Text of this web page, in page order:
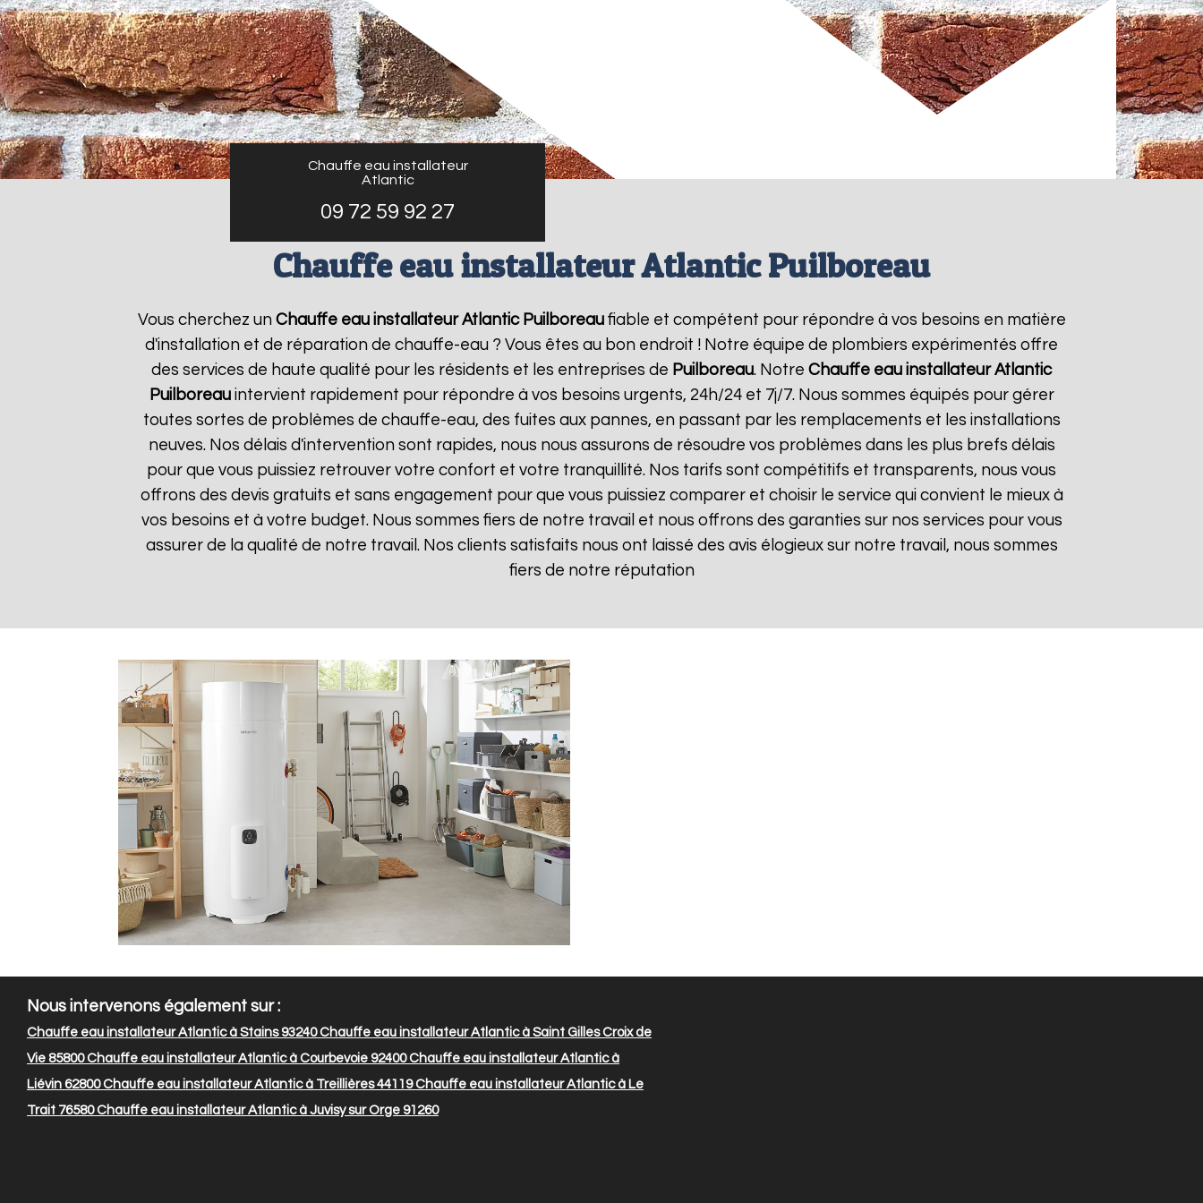
Chauffe eau installateur
Atlantic
09 72 59 92 27
Chauffe eau installateur Atlantic Puilboreau
Vous cherchez un Chauffe eau installateur Atlantic Puilboreaufiable et compétent pour répondre à vos besoins en matière
d'installation et de réparation de chauffe-eau ? Vous êtes au bon endroit ! Notre équipe de plombiers expérimentés offre
des services de haute qualité pour les résidents et les entreprises de Puilboreau. Notre Chauffe eau installateur Atlantic
Puilboreauintervient rapidement pour répondre à vos besoins urgents, 24h/24 et 7j/7. Nous sommes équipés pour gérer
toutes sortes de problèmes de chauffe-eau, des fuites aux pannes, en passant par les remplacements et les installations
neuves. Nos délais d'intervention sont rapides, nous nous assurons de résoudre vos problèmes dans les plus brefs délais
pour que vous puissiez retrouver votre confort et votre tranquillité. Nos tarifs sont compétitifs et transparents, nous vous
offrons des devis gratuits et sans engagement pour que vous puissiez comparer et choisir le service qui convient le mieux à
vos besoins et à votre budget. Nous sommes fiers de notre travail et nous offrons des garanties sur nos services pour vous
assurer de la qualité de notre travail. Nos clients satisfaits nous ont laissé des avis élogieux sur notre travail, nous sommes
fiers de notre réputation
Nous intervenons également sur :
Chauffe eau installateur Atlantic à Stains 93240Chauffe eau installateur Atlantic à Saint Gilles Croix de
Vie 85800Chauffe eau installateur Atlantic à Courbevoie 92400Chauffe eau installateur Atlantic à
Liévin 62800Chauffe eau installateur Atlantic à Treillières 44119Chauffe eau installateur Atlantic à Le
Trait 76580Chauffe eau installateur Atlantic à Juvisy sur Orge 91260